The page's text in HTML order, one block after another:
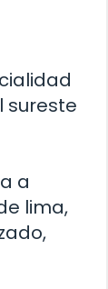
sureste
a
lima,